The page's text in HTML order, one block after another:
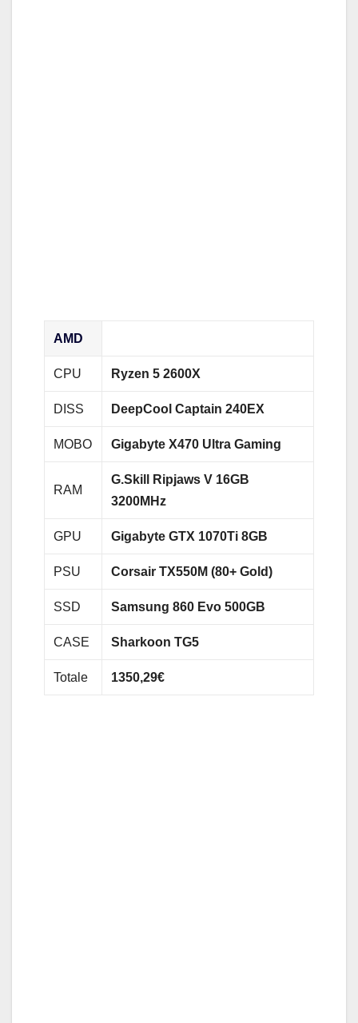
AMD
CPU Ryzen 5 2600X
DISS DeepCool Captain 240EX
MOBO Gigabyte X470 Ultra Gaming
RAM
G.Skill Ripjaws V 16GB
3200MHz
GPU Gigabyte GTX 1070Ti 8GB
PSU Corsair TX550M (80+ Gold)
SSD Samsung 860 Evo 500GB
CASE Sharkoon TG5
Totale 1350,29€